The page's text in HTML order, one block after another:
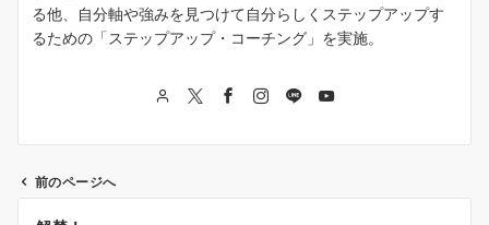
る他、自分軸や強みを見つけて自分らしくステップアップす
るための「ステップアップ・コーチング」を実施。
投
前のページへ